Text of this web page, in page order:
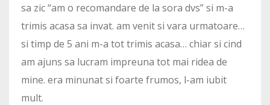
sa zic “am o recomandare de la sora dvs” si m-a
trimis acasa sa invat. am venit si vara urmatoare…
si timp de 5 ani m-a tot trimis acasa… chiar si cind
am ajuns sa lucram impreuna tot mai ridea de
mine. era minunat si foarte frumos, l-am iubit
mult.